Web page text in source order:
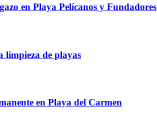
en Playa Pelícanos y Fundadores
limpieza de playas
en Playa del Carmen